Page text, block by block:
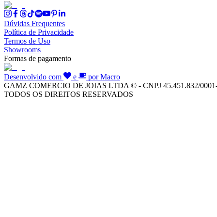
Dúvidas Frequentes
Política de Privacidade
Termos de Uso
Showrooms
Formas de pagamento
Desenvolvido com e
por Macro
GAMZ COMERCIO DE JOIAS LTDA © - CNPJ 45.451.832/
TODOS OS DIREITOS RESERVADOS